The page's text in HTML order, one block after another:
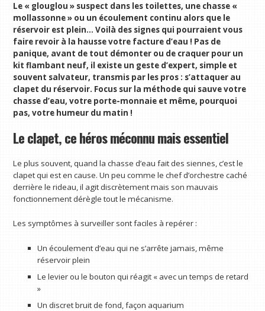
Le « glouglou » suspect dans les toilettes, une chasse «
mollassonne » ou un écoulement continu alors que le
réservoir est plein… Voilà des signes qui pourraient vous
faire revoir à la hausse votre facture d’eau ! Pas de
panique, avant de tout démonter ou de craquer pour un
kit flambant neuf, il existe un geste d’expert, simple et
souvent salvateur, transmis par les pros : s’attaquer au
clapet du réservoir. Focus sur la méthode qui sauve votre
chasse d’eau, votre porte-monnaie et même, pourquoi
pas, votre humeur du matin !
Le clapet, ce héros méconnu mais essentiel
Le plus souvent, quand la chasse d’eau fait des siennes, c’est le
clapet qui est en cause. Un peu comme le chef d’orchestre caché
derrière le rideau, il agit discrètement mais son mauvais
fonctionnement dérègle tout le mécanisme.
Les symptômes à surveiller sont faciles à repérer :
Un écoulement d’eau qui ne s’arrête jamais, même
réservoir plein
Le levier ou le bouton qui réagit « avec un temps de retard
»
Un discret bruit de fond, façon aquarium